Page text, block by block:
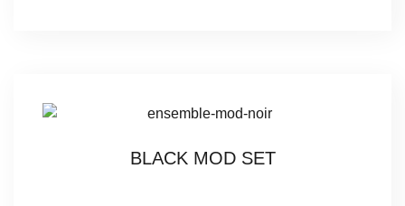
BLACK MOD SET